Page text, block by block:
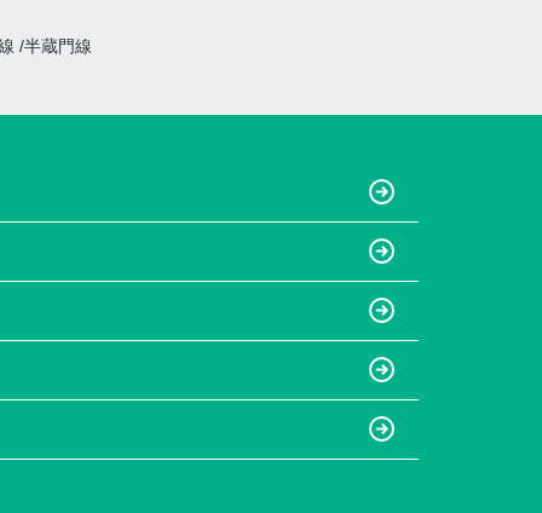
半蔵門線